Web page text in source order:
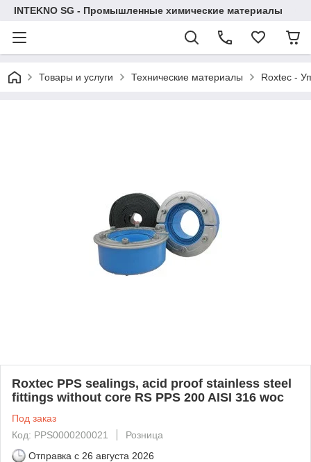
INTEKNO SG - Промышленные химические материалы
Товары и услуги Технические материалы Roxtec -
Roxtec PPS sealings, acid proof stainless steel
fittings without core RS PPS 200 AISI 316 woc
Под заказ
Код: PPS0000200021
Розница
Отправка с 26 августа 2026